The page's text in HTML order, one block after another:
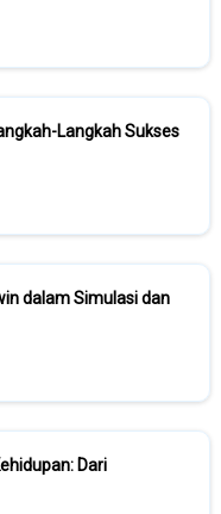
Langkah Sukses
dalam Simulasi dan
Dari